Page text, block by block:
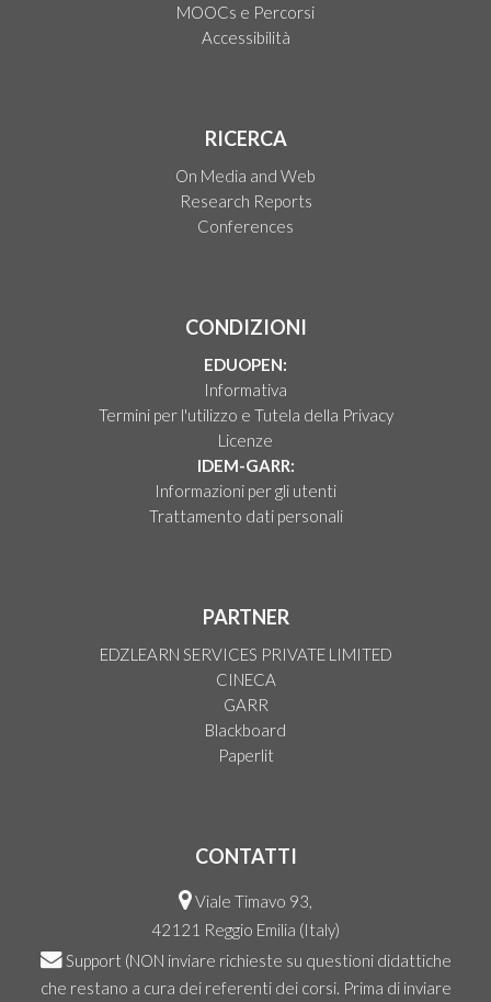
MOOCs e Percorsi
Accessibilità
RICERCA
On Media and Web
Research Reports
Conferences
CONDIZIONI
EDUOPEN:
Informativa
Termini per l'utilizzo e Tutela della Privacy
Licenze
IDEM-GARR:
Informazioni per gli utenti
Trattamento dati personali
PARTNER
EDZLEARN SERVICES PRIVATE LIMITED
CINECA
GARR
Blackboard
Paperlit
CONTATTI
Viale Timavo 93,
42121 Reggio Emilia (Italy)
Support (NON inviare richieste su questioni didattiche
che restano a cura dei referenti dei corsi. Prima di inviare